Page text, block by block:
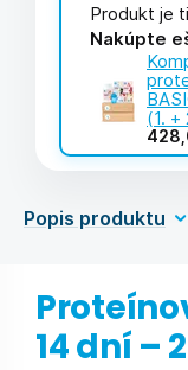
Produkt je
Nakúpte
(1. +
Popis produktu
14 dní –